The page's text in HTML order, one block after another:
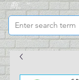
商。”